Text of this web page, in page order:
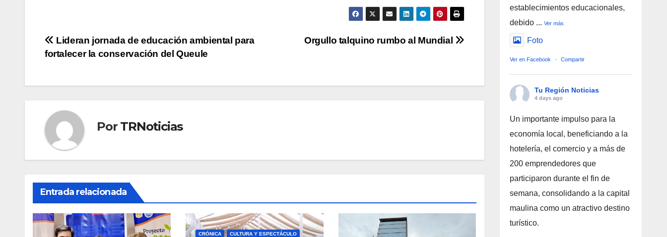
Navegación
entradas
Orgullo talquino rumbo al Mundial
Lideran jornada de educación ambiental para
fortalecer la conservación del Queule
Por TRNoticias
Entrada relacionada
CRÓNICA CULTURA Y ESPECTÁCULO
establecimientos educacionales,
debido ... Ver más
Foto
Ver en Facebook · Compartir
Tu Región Noticias
4 days ago
Un importante impulso para la
economía local, beneficiando a la
hotelería, el comercio y a más de
200 emprendedores que
participaron durante el fin de
semana, consolidando a la capital
maulina como un atractivo destino
turístico.